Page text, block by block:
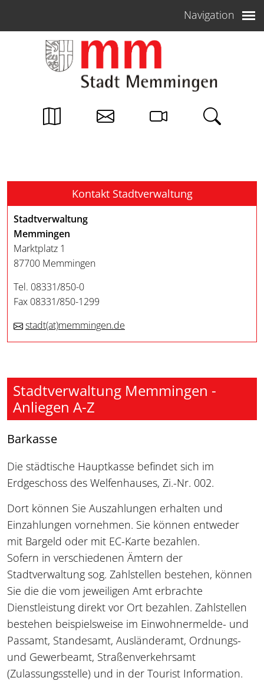
Navigation
Kontakt Stadtverwaltung
Stadtverwaltung
Memmingen
Marktplatz 1
87700 Memmingen
Tel. 08331/850-0
Fax 08331/850-1299
stadt(at)memmingen.de
Stadtverwaltung Memmingen -
Anliegen A-Z
Barkasse
Die städtische Hauptkasse befindet sich im
Erdgeschoss des Welfenhauses, Zi.-Nr. 002.
Dort können Sie Auszahlungen erhalten und
Einzahlungen vornehmen. Sie können entweder
mit Bargeld oder mit EC-Karte bezahlen.
Sofern in verschiedenen Ämtern der
Stadtverwaltung sog. Zahlstellen bestehen, können
Sie die die vom jeweiligen Amt erbrachte
Dienstleistung direkt vor Ort bezahlen. Zahlstellen
bestehen beispielsweise im Einwohnermelde- und
Passamt, Standesamt, Ausländeramt, Ordnungs-
und Gewerbeamt, Straßenverkehrsamt
(Zulassungsstelle) und in der Tourist Information.